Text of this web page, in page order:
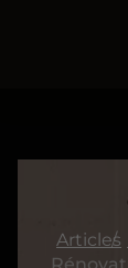
Articles